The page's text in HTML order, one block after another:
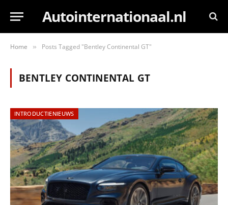
Autointernationaal.nl
Home » Posts Tagged "Bentley Continental GT"
BENTLEY CONTINENTAL GT
INTRODUCTIENIEUWS